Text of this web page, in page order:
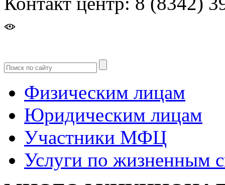
Физическим лицам
Юридическим лицам
Участники МФЦ
Услуги по жизненным